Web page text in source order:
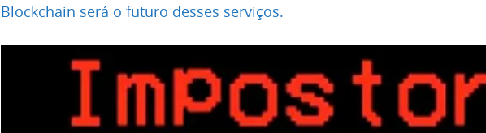
Blockchain será o futuro desses serviços.